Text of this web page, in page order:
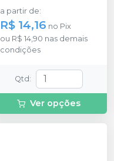
a partir de:
R$ 14,16 no Pix
ou R$ 14,90 nas demais
condições
Qtd :
Ver opções